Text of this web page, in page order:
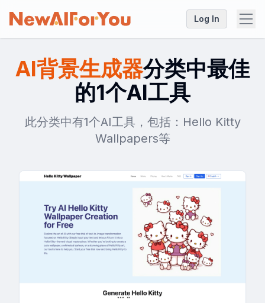
Log In
AI背景生成器分类中最佳
的1个AI工具
此分类中有1个AI工具，包括：Hello Kitty
Wallpapers等